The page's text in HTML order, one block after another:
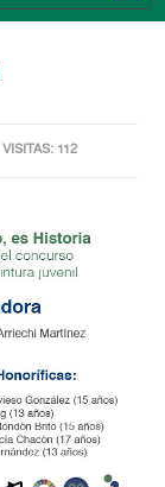
VISITAS: 112